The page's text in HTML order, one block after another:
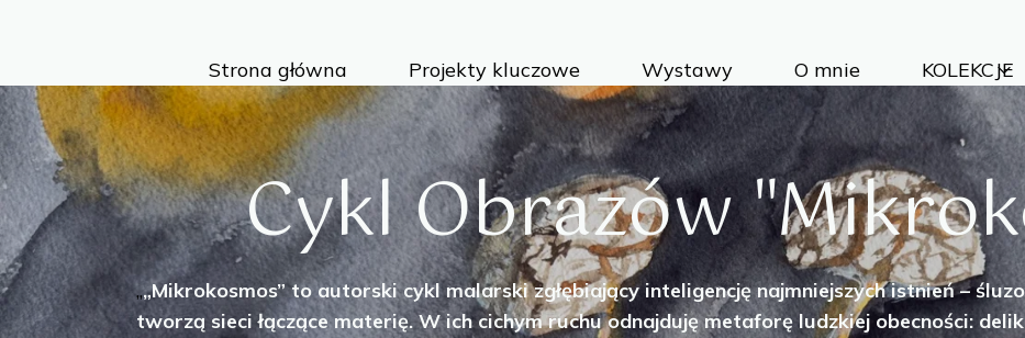
Cykl Obrazów
„„Mikrokosmos” to autorski cykl malarski zgłębiający inteligencję najmniejszych istnień –
tworzą sieci łączące materię. W ich cichym ruchu odnajduję metaforę ludzkiej obecności:
Strona główna Projekty kluczowe Wystawy O mnie
KOLEKCJE
Projekty
Cykle
Inwestycja
Poradnik
Jak nabyć